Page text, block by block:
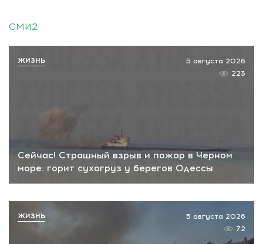
СМИ2
Сейчас! Страшный взрыв и пожар в Черном
море: горит сухогруз у берегов Одессы
5 августа 2026
223
ЖИЗНЬ
5 августа 2026
72
ЖИЗНЬ